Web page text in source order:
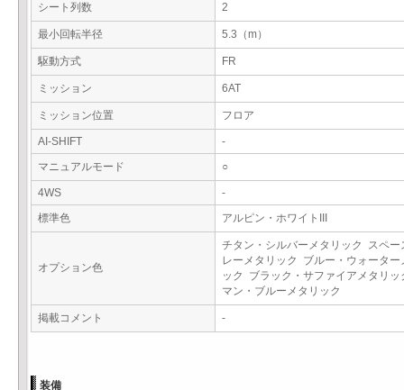
シート列数 2
最小回転半径 5.3（m）
駆動方式 FR
ミッション 6AT
ミッション位置 フロア
AI-SHIFT
-
マニュアルモード
○
4WS
-
標準色
アルピン・ホワイトIII
オプション色
チタン・シルバーメタリック スペー
レーメタリック ブルー・ウォーター
ック ブラック・サファイアメタリ
マン・ブルーメタリック
掲載コメント -
装備